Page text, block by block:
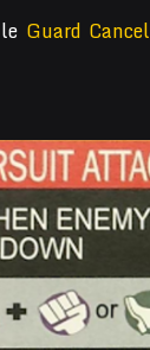
Guard Cancel